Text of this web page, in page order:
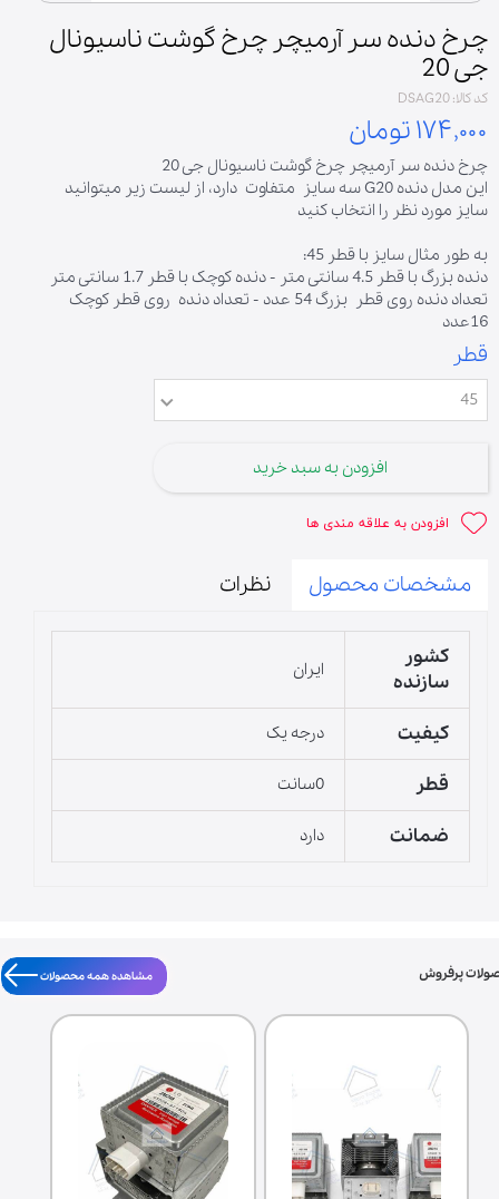
چرخ دنده سر آرمیچر چرخ گوشت ناسیونال
جی 20
کد کالا: DSAG20
۱۷۴,۰۰۰ تومان
چرخ دنده سر آرمیچر چرخ گوشت ناسیونال جی 20
این مدل دنده G20 سه سایز متفاوت دارد، از لیست زیر میتوانید
سایز مورد نظر را انتخاب کنید
به طور مثال سایز با قطر 45:
دنده بزرگ با قطر 4.5 سانتی متر - دنده کوچک با قطر 1.7 سانتی متر
تعداد دنده روی قطر بزرگ 54 عدد - تعداد دنده روی قطر کوچک
16عدد
قطر
45
افزودن به سبد خرید
افزودن به علاقه مندی ها
مشخصات محصول نظرات
کشور
سازنده
ایران
کیفیت درجه یک
قطر 0سانت
ضمانت دارد
مشاهده همه محصولات پرفروش